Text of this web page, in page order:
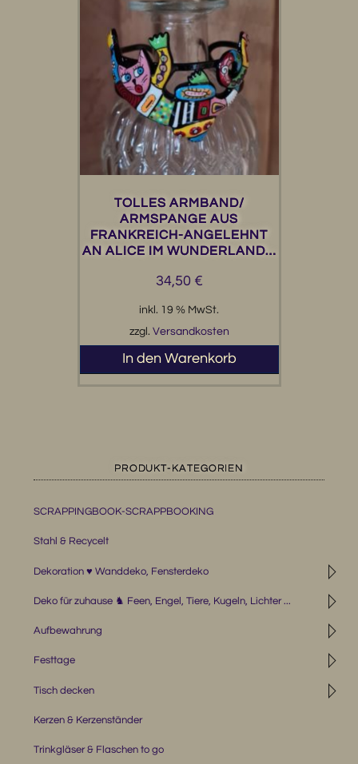
TOLLES ARMBAND/
ARMSPANGE AUS
FRANKREICH-ANGELEHNT
AN ALICE IM WUNDERLAND…
34,50 €
inkl. 19 % MwSt.
zzgl. Versandkosten
In den Warenkorb
PRODUKT-KATEGORIEN
SCRAPPINGBOOK-SCRAPPBOOKING
Stahl & Recycelt
◹
Dekoration ♥ Wanddeko, Fensterdeko
◹
Deko für zuhause ♞ Feen, Engel, Tiere, Kugeln, Lichter ...
◹
Aufbewahrung
◹
Festtage
◹
Tisch decken
Kerzen & Kerzenständer
Trinkgläser & Flaschen to go